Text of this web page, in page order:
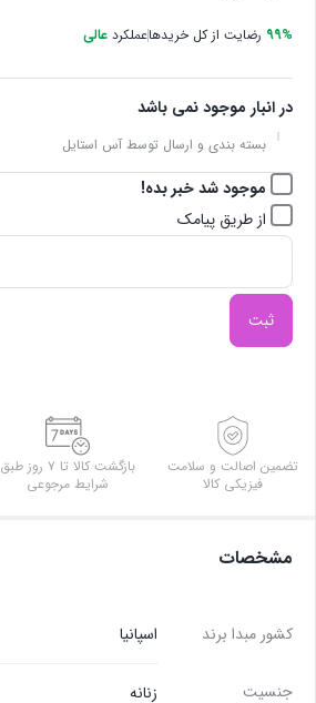
99% رضایت از کل خریدهاعملکرد عالی
در انبار موجود نمی باشد
بسته بندی و ارسال توسط آس استایل
موجود شد خبر بده!
از طریق پیامک
ثبت
تضمین اصالت و سلامت
فیزیکی کالا
بازگشت کالا تا ۷ روز طبق
شرایط مرجوعی
مشخصات
کشور مبدا برند اسپانیا
جنسیت زنانه